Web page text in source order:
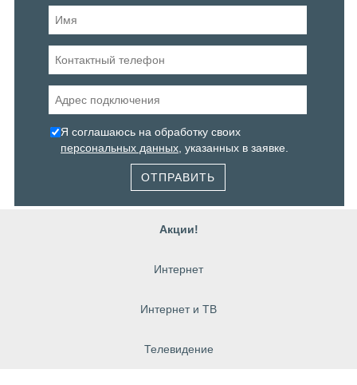
Я соглашаюсь на обработку своих
персональных данных , указанных в заявке.
ОТПРАВИТЬ
Акции!
Интернет
Интернет и ТВ
Телевидение